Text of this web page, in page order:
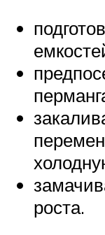
роста.